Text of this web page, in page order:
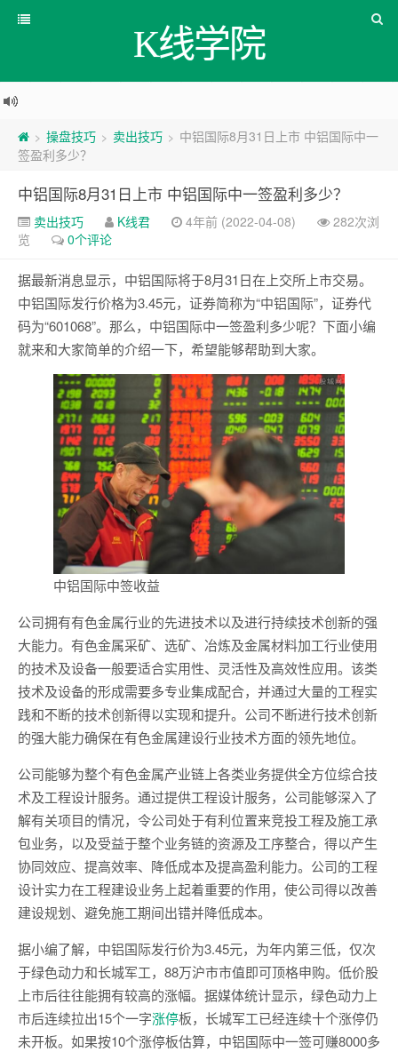
K线学院
> 操盘技巧 > 卖出技巧 > 中铝国际8月31日上市 中铝国际中一
签盈利多少？
中铝国际8月31日上市 中铝国际中一签盈利多少？
卖出技巧 K线君 4年前 (2022-04-08)
282次浏
览
0个评论
据最新消息显示，中铝国际将于8月31日在上交所上市交易。
中铝国际发行价格为3.45元，证券简称为“中铝国际”，证券代
码为“601068”。那么，中铝国际中一签盈利多少呢？下面小编
就来和大家简单的介绍一下，希望能够帮助到大家。
中铝国际中签收益
公司拥有有色金属行业的先进技术以及进行持续技术创新的强
大能力。有色金属采矿、选矿、冶炼及金属材料加工行业使用
的技术及设备一般要适合实用性、灵活性及高效性应用。该类
技术及设备的形成需要多专业集成配合，并通过大量的工程实
践和不断的技术创新得以实现和提升。公司不断进行技术创新
的强大能力确保在有色金属建设行业技术方面的领先地位。
公司能够为整个有色金属产业链上各类业务提供全方位综合技
术及工程设计服务。通过提供工程设计服务，公司能够深入了
解有关项目的情况，令公司处于有利位置来竞投工程及施工承
包业务，以及受益于整个业务链的资源及工序整合，得以产生
协同效应、提高效率、降低成本及提高盈利能力。公司的工程
设计实力在工程建设业务上起着重要的作用，使公司得以改善
建设规划、避免施工期间出错并降低成本。
据小编了解，中铝国际发行价为3.45元，为年内第三低，仅次
于绿色动力和长城军工，88万沪市市值即可顶格申购。低价股
上市后往往能拥有较高的涨幅。据媒体统计显示，绿色动力上
市后连续拉出15个一字涨停板，长城军工已经连续十个涨停仍
未开板。如果按10个涨停板估算，中铝国际中一签可赚8000多